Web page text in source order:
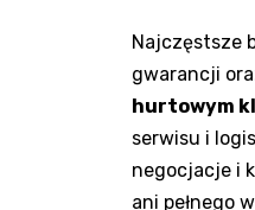
Najczęstsze
gwarancji
hurtowym
serwisu i
negocjacje i
ani pełnego